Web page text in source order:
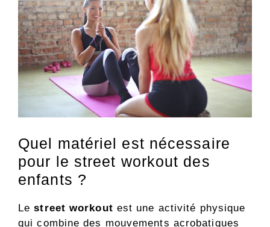
Quel matériel est nécessaire
pour le street workout des
enfants ?
Lestreet workout est une activité physique
qui combine des mouvements acrobatiques